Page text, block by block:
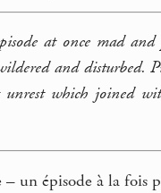
at once mad and
and disturbed.
unrest which joined
un épisode à la fois